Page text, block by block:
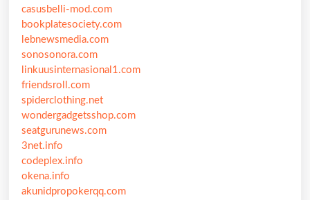
casusbelli-mod.com
bookplatesociety.com
lebnewsmedia.com
sonosonora.com
linkuusinternasional1.com
friendsroll.com
spiderclothing.net
wondergadgetsshop.com
seatgurunews.com
3net.info
codeplex.info
okena.info
akunidpropokerqq.com